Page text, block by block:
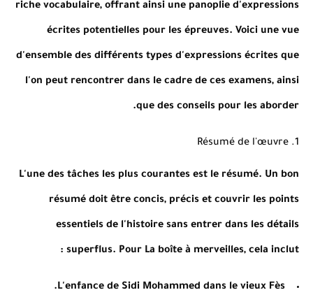
riche vocabulaire, offrant ainsi une panoplie d'expressions
écrites potentielles pour les épreuves. Voici une vue
d'ensemble des différents types d'expressions écrites que
l'on peut rencontrer dans le cadre de ces examens, ainsi
que des conseils pour les aborder.
1. Résumé de l'œuvre
L'une des tâches les plus courantes est le résumé. Un bon
résumé doit être concis, précis et couvrir les points
essentiels de l'histoire sans entrer dans les détails
superflus. Pour La boîte à merveilles, cela inclut :
L'enfance de Sidi Mohammed dans le vieux Fès.